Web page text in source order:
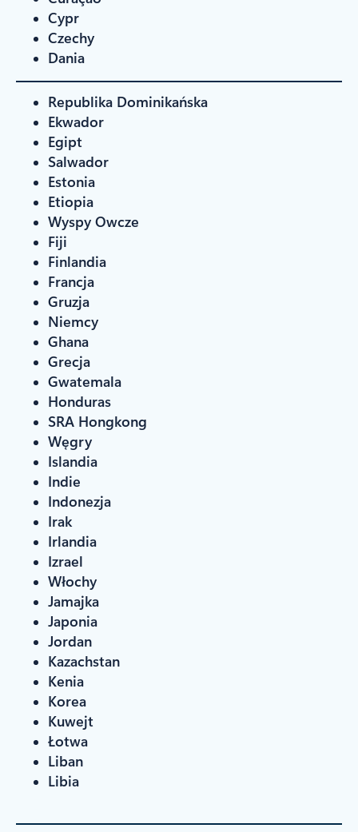
Cypr
Czechy
Dania
Republika Dominikańska
Ekwador
Egipt
Salwador
Estonia
Etiopia
Wyspy Owcze
Fiji
Finlandia
Francja
Gruzja
Niemcy
Ghana
Grecja
Gwatemala
Honduras
SRA Hongkong
Węgry
Islandia
Indie
Indonezja
Irak
Irlandia
Izrael
Włochy
Jamajka
Japonia
Jordan
Kazachstan
Kenia
Korea
Kuwejt
Łotwa
Liban
Libia